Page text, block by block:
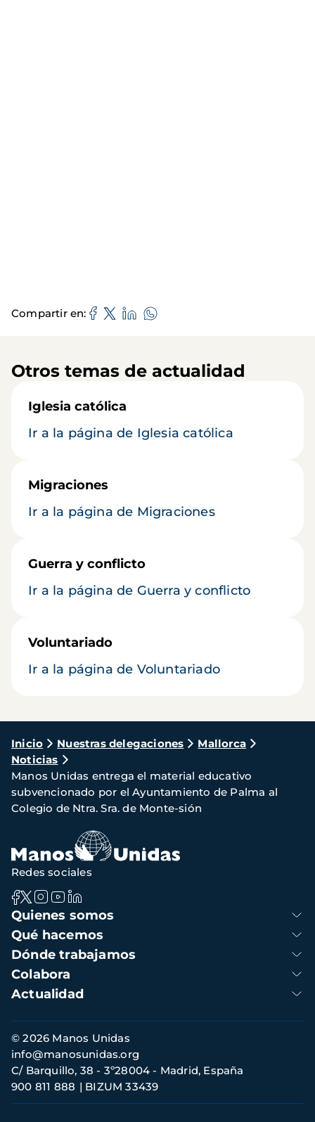
Compartir en
Otros temas de actualidad
Iglesia católica
Ir a la página de Iglesia católica
Migraciones
Ir a la página de Migraciones
Guerra y conflicto
Ir a la página de Guerra y conflicto
Voluntariado
Ir a la página de Voluntariado
Ruta
de
navegación
Inicio Nuestras delegaciones
Mallorca
Noticias
Manos Unidas entrega el material educativo
subvencionado por el Ayuntamiento de Palma al
Colegio de Ntra. Sra. de Monte-sión
Navegación
principal
Quienes somos
Qué hacemos
Dónde trabajamos
Colabora
Actualidad
Redes sociales
Información
de
contacto
© 2026 Manos Unidas
C/ Barquillo, 38 - 3º28004 - Madrid, España
900 811 888
BIZUM 33439
info@manosunidas.org